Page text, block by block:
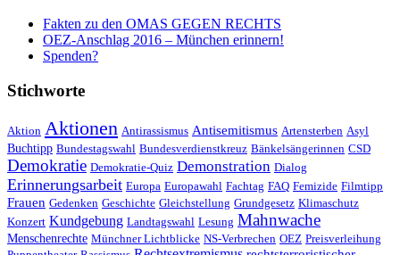
Fakten zu den OMAS GEGEN RECHTS
OEZ-Anschlag 2016 – München erinnern!
Spenden?
Stichworte
Aktion Aktionen Antirassismus Antisemitismus Artensterben Asyl
Buchtipp Bundestagswahl Bundesverdienstkreuz Bänkelsängerinnen CSD
Demokratie Demokratie-Quiz Demonstration Dialog
Erinnerungsarbeit Europa Europawahl Fachtag FAQ Femizide Filmtipp
Frauen Gedenken Geschichte Gleichstellung Grundgesetz Klimaschutz
Konzert Kundgebung Landtagswahl Lesung Mahnwache
Menschenrechte Münchner Lichtblicke NS-Verbrechen OEZ Preisverleihung